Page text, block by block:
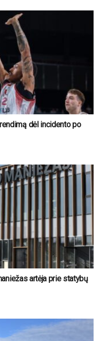
dėl incidento po
artėja prie statybų